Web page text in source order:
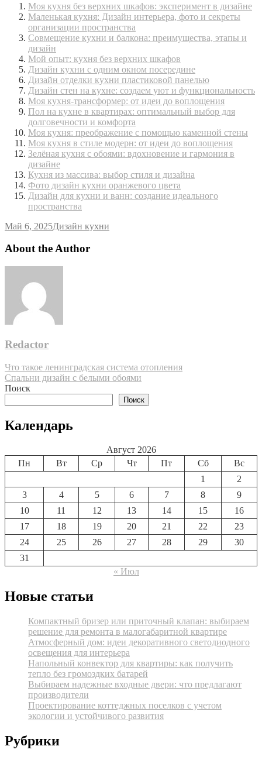
Моя кухня без верхних шкафов: эксперимент в дизайне
Маленькая кухня: Дизайн интерьера, фото и секреты
организации пространства
Совмещение кухни и балкона: преимущества, этапы и
дизайн
Мой опыт: кухня без верхних шкафов
Дизайн кухни с одним окном посередине
Дизайн отделки кухни пластиковой панелью
Дизайн стен на кухне: создаем уют и функциональность
Моя кухня-трансформер: от идеи до воплощения
Пол на кухне в квартирах: оптимальный выбор для
долговечности и комфорта
Моя кухня: преображение с помощью каменной стены
Моя кухня в стиле модерн: от идеи до воплощения
Зелёная кухня с обоями: вдохновение и гармония в
дизайне
Кухня из массива: выбор стиля и дизайна
Фото дизайн кухни оранжевого цвета
Дизайн для кухни и ванн: создание идеального
пространства
Май 6, 2025Дизайн кухни
About the Author
Redactor
Навигация
по
Что такое ленинградская система отопления
Спальни дизайн с белыми обоями
Поиск
Поиск
Календарь
Август 2026
Пн
Вт Ср Чт Пт Сб
Вс
1
2
3
4 5 6 7 8
9
10
11 12 13 14 15
16
17
18 19 20 21 22
23
24
25 26 27 28 29
30
31
« Июл
Новые статьи
Компактный бризер или приточный клапан: выбираем
решение для ремонта в малогабаритной квартире
Атмосферный дом: идеи декоративного светодиодного
освещения для интерьера
Напольный конвектор для квартиры: как получить
тепло без громоздких батарей
Выбираем надежные входные двери: что предлагают
производители
Проектирование коттеджных поселков с учетом
экологии и устойчивого развития
Рубрики